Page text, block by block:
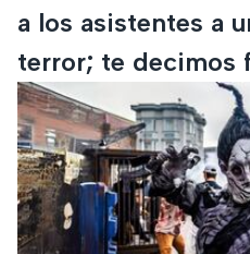
a los asistentes a
terror; te decimos